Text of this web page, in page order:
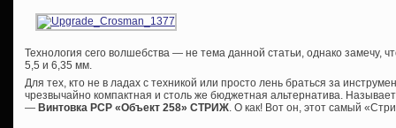
Технология сего волшебства — не тема данной статьи, однако замечу,
5,5 и 6,35 мм.
Для тех, кто не в ладах с техникой или просто лень браться за
чрезвычайно компактная и столь же бюджетная альтернатива.
— Винтовка РСР «Объект 258» СТРИЖ . О как! Вот он, этот самый